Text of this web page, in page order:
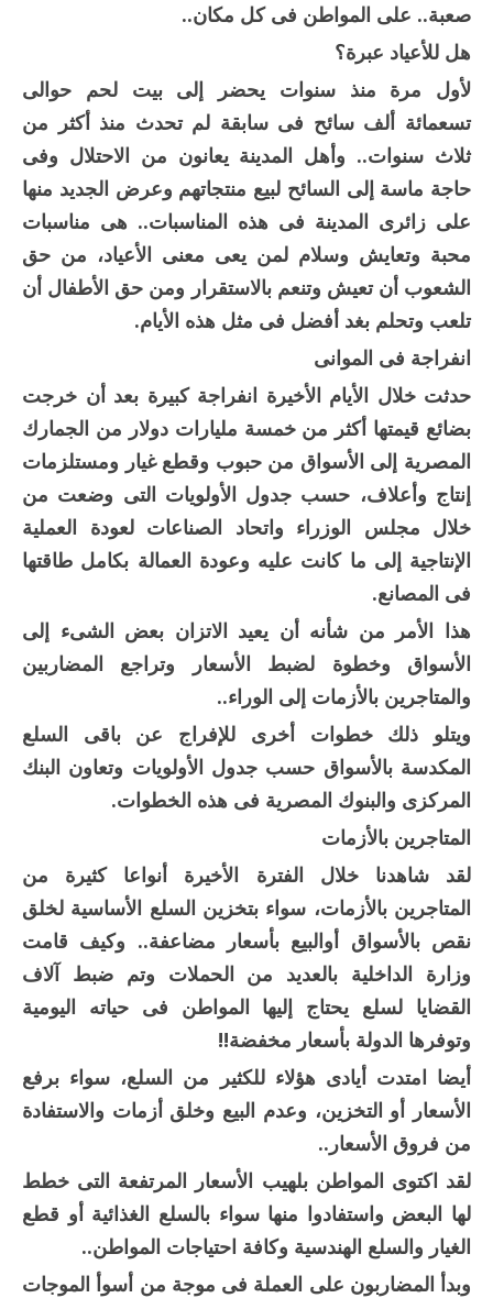
صعبة.. على المواطن فى كل مكان..
هل للأعياد عبرة؟
لأول مرة منذ سنوات يحضر إلى بيت لحم حوالى
تسعمائة ألف سائح فى سابقة لم تحدث منذ أكثر من
ثلاث سنوات.. وأهل المدينة يعانون من الاحتلال وفى
حاجة ماسة إلى السائح لبيع منتجاتهم وعرض الجديد منها
على زائرى المدينة فى هذه المناسبات.. هى مناسبات
محبة وتعايش وسلام لمن يعى معنى الأعياد، من حق
الشعوب أن تعيش وتنعم بالاستقرار ومن حق الأطفال أن
تلعب وتحلم بغد أفضل فى مثل هذه الأيام.
انفراجة فى الموانى
حدثت خلال الأيام الأخيرة انفراجة كبيرة بعد أن خرجت
بضائع قيمتها أكثر من خمسة مليارات دولار من الجمارك
المصرية إلى الأسواق من حبوب وقطع غيار ومستلزمات
إنتاج وأعلاف، حسب جدول الأولويات التى وضعت من
خلال مجلس الوزراء واتحاد الصناعات لعودة العملية
الإنتاجية إلى ما كانت عليه وعودة العمالة بكامل طاقتها
فى المصانع.
هذا الأمر من شأنه أن يعيد الاتزان بعض الشىء إلى
الأسواق وخطوة لضبط الأسعار وتراجع المضاربين
والمتاجرين بالأزمات إلى الوراء..
ويتلو ذلك خطوات أخرى للإفراج عن باقى السلع
المكدسة بالأسواق حسب جدول الأولويات وتعاون البنك
المركزى والبنوك المصرية فى هذه الخطوات.
المتاجرين بالأزمات
لقد شاهدنا خلال الفترة الأخيرة أنواعا كثيرة من
المتاجرين بالأزمات، سواء بتخزين السلع الأساسية لخلق
نقص بالأسواق أوالبيع بأسعار مضاعفة.. وكيف قامت
وزارة الداخلية بالعديد من الحملات وتم ضبط آلاف
القضايا لسلع يحتاج إليها المواطن فى حياته اليومية
وتوفرها الدولة بأسعار مخفضة!!
أيضا امتدت أيادى هؤلاء للكثير من السلع، سواء برفع
الأسعار أو التخزين، وعدم البيع وخلق أزمات والاستفادة
من فروق الأسعار..
لقد اكتوى المواطن بلهيب الأسعار المرتفعة التى خطط
لها البعض واستفادوا منها سواء بالسلع الغذائية أو قطع
الغيار والسلع الهندسية وكافة احتياجات المواطن..
وبدأ المضاربون على العملة فى موجة من أسوأ الموجات